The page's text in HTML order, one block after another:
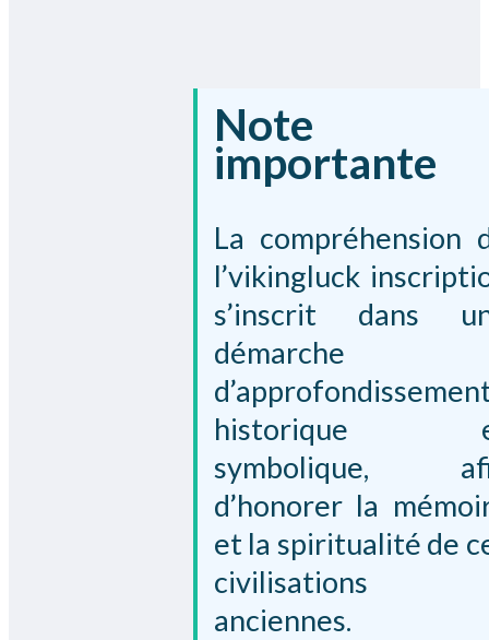
Note
importante
La compréhension
l’vikingluck
s’inscrit dans
démarche
historique
symbolique,
d’honorer la
et la spiritualité de
civilisations
anciennes.